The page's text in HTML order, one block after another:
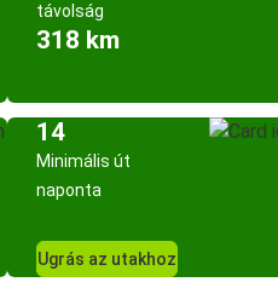
távolság
318 km
14
Minimális út
naponta
Ugrás az utakhoz